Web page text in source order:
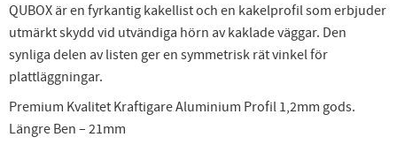
QUBOX är en fyrkantig kakellist och en kakelprofil som erbjuder
utmärkt skydd vid utvändiga hörn av kaklade väggar. Den
synliga delen av listen ger en symmetrisk rät vinkel för
plattläggningar.
Premium Kvalitet Kraftigare Aluminium Profil 1,2mm gods.
Längre Ben – 21mm